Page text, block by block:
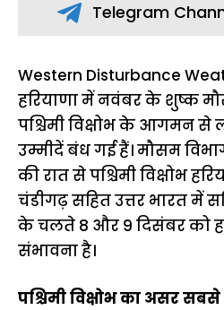
Telegram
Western Disturbance
हरियाणा में नवंबर के शुष्क
पश्चिमी विक्षोभ के आगमन से
उम्मीदें बंध गई हैं। मौसम
की रात से पश्चिमी विक्षोभ
चंडीगढ़ सहित उत्तर भारत में
के चलते 8 और 9 दिसंबर को
संभावना है।
पश्चिमी विक्षोभ का असर सबसे